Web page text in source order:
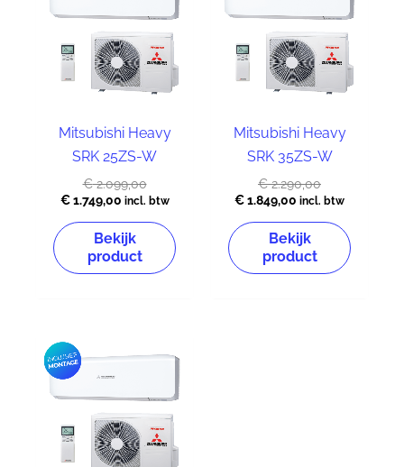
Mitsubishi Heavy
SRK 25ZS-W
€2.099,00
€ 2.099,00.
€1.749,00
€ 1.749,00.
incl. btw
Bekijk
product
Mitsubishi Heavy
SRK 35ZS-W
€2.290,00
€ 2.290,00.
€1.849,00
€ 1.849,00.
incl. btw
Bekijk
product
prijs
€ 2.799,00.
prijs
€ 2.189,00.